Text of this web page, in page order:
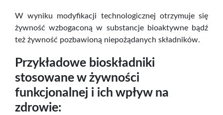
W wyniku modyfikacji technologicznej otrzymuje się
żywność wzbogaconą w substancje bioaktywne bądź
też żywność pozbawioną niepożądanych składników.
Przykładowe bioskładniki
stosowane w żywności
funkcjonalnej i ich wpływ na
zdrowie: